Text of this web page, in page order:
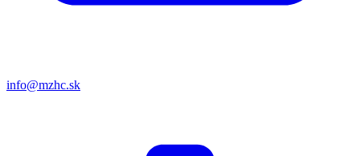
info@mzhc.sk